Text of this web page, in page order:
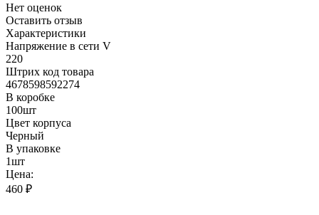
Нет оценок
Оставить отзыв
Характеристики
Напряжение в сети V
220
Штрих код товара
4678598592274
В коробке
100шт
Цвет корпуса
Черный
В упаковке
1шт
Цена:
460 ₽